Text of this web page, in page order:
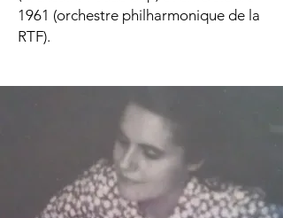
1961 (orchestre philharmonique de la
RTF).